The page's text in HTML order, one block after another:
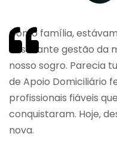
Como família,
desafiante gestão da
nosso sogro. Parecia
de Apoio Domiciliário
profissionais fiáveis
conquistaram. Hoje,
nova.